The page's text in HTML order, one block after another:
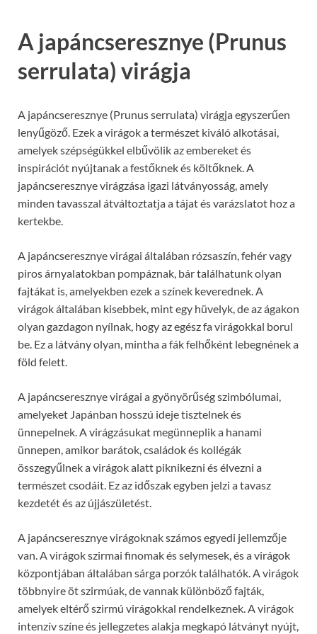
A japáncseresznye (Prunus
serrulata) virágja
A japáncseresznye (Prunus serrulata) virágja egyszerűen
lenyűgöző. Ezek a virágok a természet kiváló alkotásai,
amelyek szépségükkel elbűvölik az embereket és
inspirációt nyújtanak a festőknek és költőknek. A
japáncseresznye virágzása igazi látványosság, amely
minden tavasszal átváltoztatja a tájat és varázslatot hoz a
kertekbe.
A japáncseresznye virágai általában rózsaszín, fehér vagy
piros árnyalatokban pompáznak, bár találhatunk olyan
fajtákat is, amelyekben ezek a színek keverednek. A
virágok általában kisebbek, mint egy hüvelyk, de az ágakon
olyan gazdagon nyílnak, hogy az egész fa virágokkal borul
be. Ez a látvány olyan, mintha a fák felhőként lebegnének a
föld felett.
A japáncseresznye virágai a gyönyörűség szimbólumai,
amelyeket Japánban hosszú ideje tisztelnek és
ünnepelnek. A virágzásukat megünneplik a hanami
ünnepen, amikor barátok, családok és kollégák
összegyűlnek a virágok alatt piknikezni és élvezni a
természet csodáit. Ez az időszak egyben jelzi a tavasz
kezdetét és az újjászületést.
A japáncseresznye virágoknak számos egyedi jellemzője
van. A virágok szirmai finomak és selymesek, és a virágok
központjában általában sárga porzók találhatók. A virágok
többnyire öt szirmúak, de vannak különböző fajták,
amelyek eltérő szirmú virágokkal rendelkeznek. A virágok
intenzív színe és jellegzetes alakja megkapó látványt nyújt,